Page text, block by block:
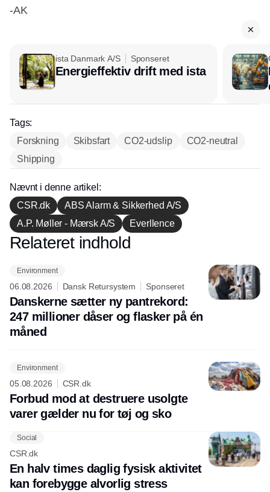
-AK
ista Danmark A/S Sponseret
Energieffektiv drift med ista
Tags:
Forskning
Skibsfart CO2-udslip
CO2-neutral
Shipping
Nævnt i denne artikel:
CSR.dk
ABS Alarm & Sikkerhed A/S
A.P. Møller - Mærsk A/S
Everllence
Annonce
Relateret indhold
Environment
06.08.2026 Dansk Retursystem Sponseret
Danskerne sætter ny pantrekord:
247 millioner dåser og flasker på én
måned
Environment
05.08.2026 CSR.dk
Forbud mod at destruere usolgte
varer gælder nu for tøj og sko
Social
CSR.dk
En halv times daglig fysisk aktivitet
kan forebygge alvorlig stress